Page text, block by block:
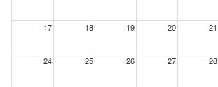
17 18 19 20 21
24 25 26 27 28